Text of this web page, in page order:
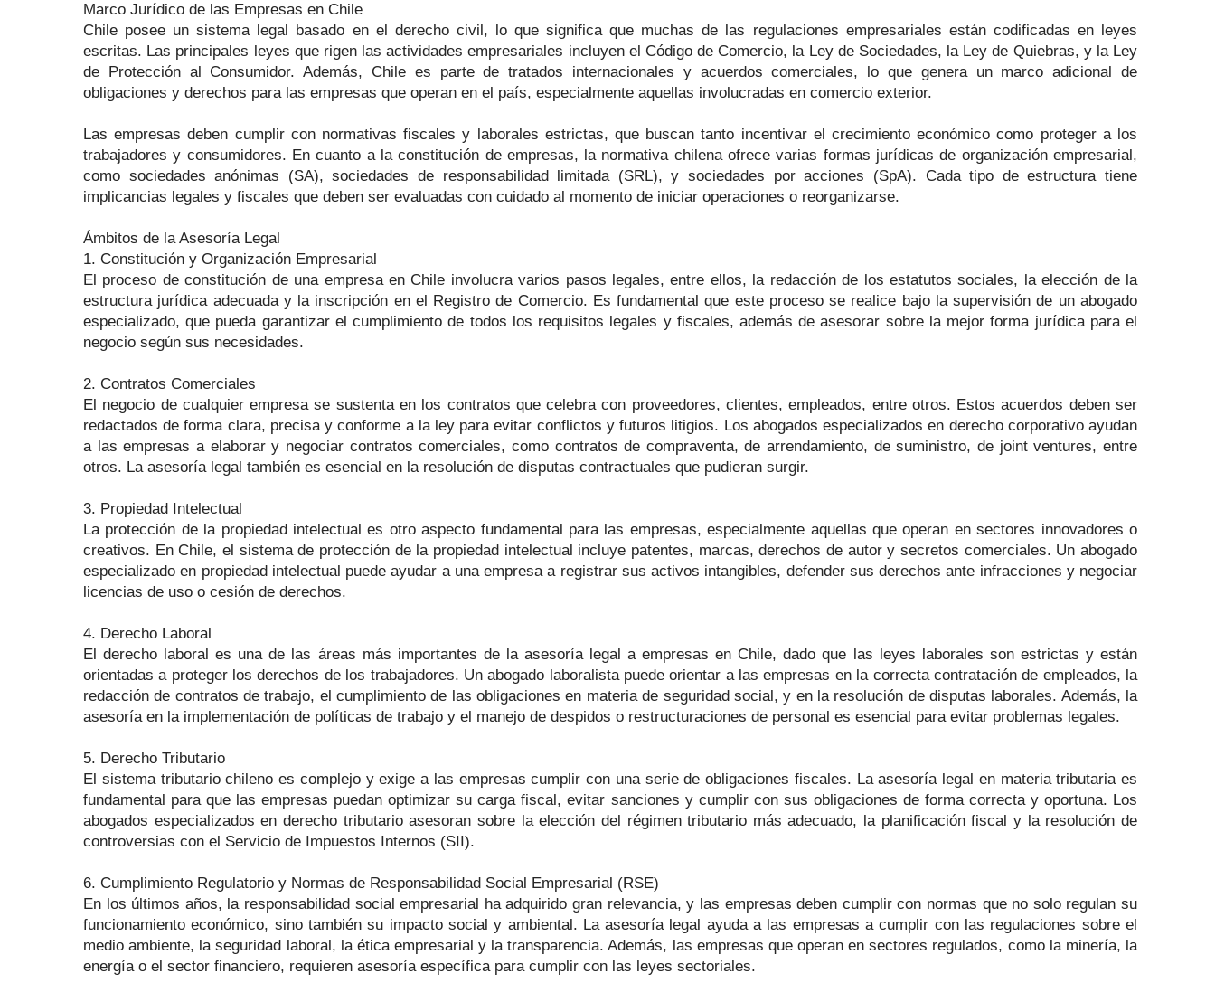
Marco Jurídico de las Empresas en Chile
Chile posee un sistema legal basado en el derecho civil, lo que significa que muchas de las regulaciones empresariales están codificadas en leyes
escritas. Las principales leyes que rigen las actividades empresariales incluyen el Código de Comercio, la Ley de Sociedades, la Ley de Quiebras, y la Ley
de Protección al Consumidor. Además, Chile es parte de tratados internacionales y acuerdos comerciales, lo que genera un marco adicional de
obligaciones y derechos para las empresas que operan en el país, especialmente aquellas involucradas en comercio exterior.
Las empresas deben cumplir con normativas fiscales y laborales estrictas, que buscan tanto incentivar el crecimiento económico como proteger a los
trabajadores y consumidores. En cuanto a la constitución de empresas, la normativa chilena ofrece varias formas jurídicas de organización empresarial,
como sociedades anónimas (SA), sociedades de responsabilidad limitada (SRL), y sociedades por acciones (SpA). Cada tipo de estructura tiene
implicancias legales y fiscales que deben ser evaluadas con cuidado al momento de iniciar operaciones o reorganizarse.
Ámbitos de la Asesoría Legal
1. Constitución y Organización Empresarial
El proceso de constitución de una empresa en Chile involucra varios pasos legales, entre ellos, la redacción de los estatutos sociales, la elección de la
estructura jurídica adecuada y la inscripción en el Registro de Comercio. Es fundamental que este proceso se realice bajo la supervisión de un abogado
especializado, que pueda garantizar el cumplimiento de todos los requisitos legales y fiscales, además de asesorar sobre la mejor forma jurídica para el
negocio según sus necesidades.
2. Contratos Comerciales
El negocio de cualquier empresa se sustenta en los contratos que celebra con proveedores, clientes, empleados, entre otros. Estos acuerdos deben ser
redactados de forma clara, precisa y conforme a la ley para evitar conflictos y futuros litigios. Los abogados especializados en derecho corporativo ayudan
a las empresas a elaborar y negociar contratos comerciales, como contratos de compraventa, de arrendamiento, de suministro, de joint ventures, entre
otros. La asesoría legal también es esencial en la resolución de disputas contractuales que pudieran surgir.
3. Propiedad Intelectual
La protección de la propiedad intelectual es otro aspecto fundamental para las empresas, especialmente aquellas que operan en sectores innovadores o
creativos. En Chile, el sistema de protección de la propiedad intelectual incluye patentes, marcas, derechos de autor y secretos comerciales. Un abogado
especializado en propiedad intelectual puede ayudar a una empresa a registrar sus activos intangibles, defender sus derechos ante infracciones y negociar
licencias de uso o cesión de derechos.
4. Derecho Laboral
El derecho laboral es una de las áreas más importantes de la asesoría legal a empresas en Chile, dado que las leyes laborales son estrictas y están
orientadas a proteger los derechos de los trabajadores. Un abogado laboralista puede orientar a las empresas en la correcta contratación de empleados, la
redacción de contratos de trabajo, el cumplimiento de las obligaciones en materia de seguridad social, y en la resolución de disputas laborales. Además, la
asesoría en la implementación de políticas de trabajo y el manejo de despidos o restructuraciones de personal es esencial para evitar problemas legales.
5. Derecho Tributario
El sistema tributario chileno es complejo y exige a las empresas cumplir con una serie de obligaciones fiscales. La asesoría legal en materia tributaria es
fundamental para que las empresas puedan optimizar su carga fiscal, evitar sanciones y cumplir con sus obligaciones de forma correcta y oportuna. Los
abogados especializados en derecho tributario asesoran sobre la elección del régimen tributario más adecuado, la planificación fiscal y la resolución de
controversias con el Servicio de Impuestos Internos (SII).
6. Cumplimiento Regulatorio y Normas de Responsabilidad Social Empresarial (RSE)
En los últimos años, la responsabilidad social empresarial ha adquirido gran relevancia, y las empresas deben cumplir con normas que no solo regulan su
funcionamiento económico, sino también su impacto social y ambiental. La asesoría legal ayuda a las empresas a cumplir con las regulaciones sobre el
medio ambiente, la seguridad laboral, la ética empresarial y la transparencia. Además, las empresas que operan en sectores regulados, como la minería, la
energía o el sector financiero, requieren asesoría específica para cumplir con las leyes sectoriales.